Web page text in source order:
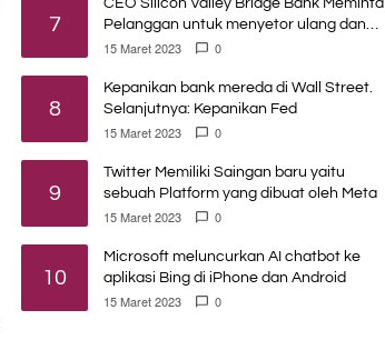
7
CEO Silicon Valley Bridge Bank Meminta
Pelanggan untuk menyetor ulang dana
Mereka
15 Maret 2023 0
8
Kepanikan bank mereda di Wall Street.
Selanjutnya: Kepanikan Fed
15 Maret 2023 0
9
Twitter Memiliki Saingan baru yaitu
sebuah Platform yang dibuat oleh Meta
15 Maret 2023 0
10
Microsoft meluncurkan AI chatbot ke
aplikasi Bing di iPhone dan Android
15 Maret 2023 0